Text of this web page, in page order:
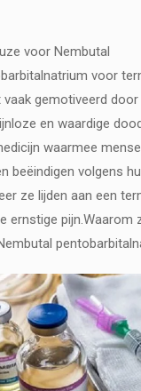
voor Nembutal
voor
gemotiveerd
en waardige
waarmee
beëindigen volgens
ze lijden aan een
ernstige pijn.Waarom